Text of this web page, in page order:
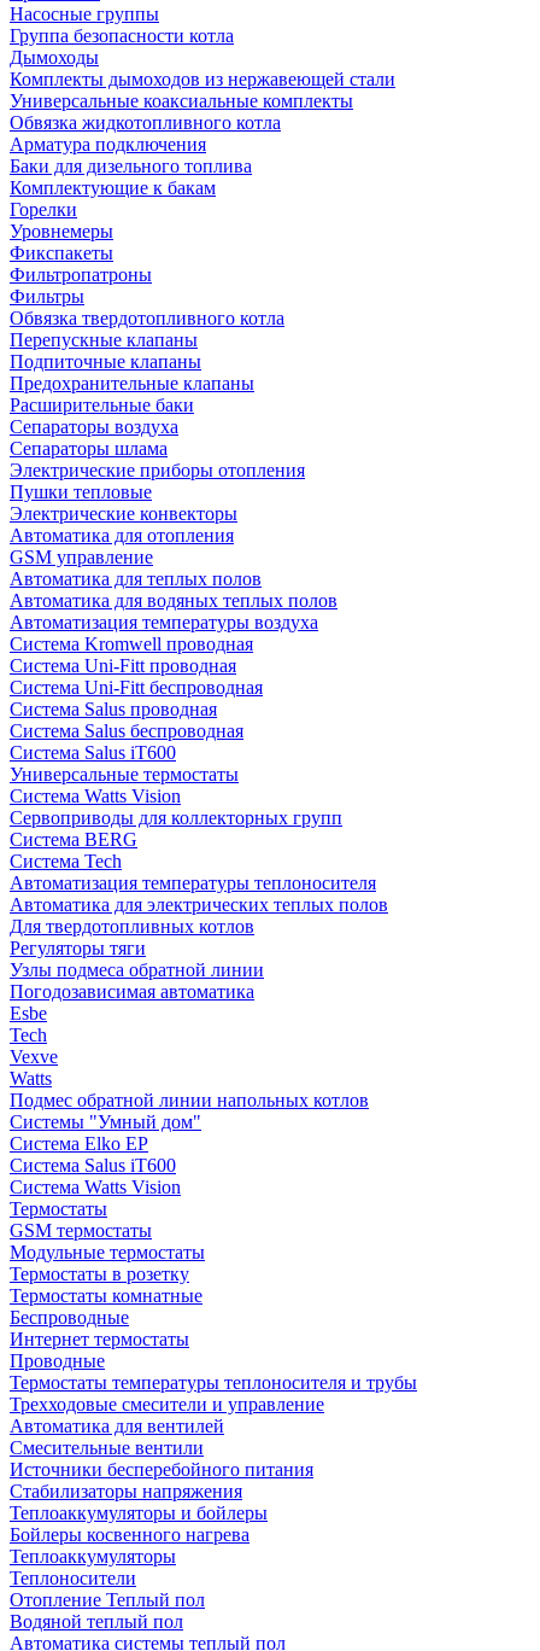
Насосные группы
Группа безопасности котла
Дымоходы
Комплекты дымоходов из нержавеющей стали
Универсальные коаксиальные комплекты
Обвязка жидкотопливного котла
Арматура подключения
Баки для дизельного топлива
Комплектующие к бакам
Горелки
Уровнемеры
Фикспакеты
Фильтропатроны
Фильтры
Обвязка твердотопливного котла
Перепускные клапаны
Подпиточные клапаны
Предохранительные клапаны
Расширительные баки
Сепараторы воздуха
Сепараторы шлама
Электрические приборы отопления
Пушки тепловые
Электрические конвекторы
Автоматика для отопления
GSM управление
Автоматика для теплых полов
Автоматика для водяных теплых полов
Автоматизация температуры воздуха
Система Kromwell проводная
Система Uni-Fitt проводная
Система Uni-Fitt беспроводная
Система Salus проводная
Система Salus беспроводная
Система Salus iT600
Универсальные термостаты
Система Watts Vision
Сервоприводы для коллекторных групп
Система BERG
Система Tech
Автоматизация температуры теплоносителя
Автоматика для электрических теплых полов
Для твердотопливных котлов
Регуляторы тяги
Узлы подмеса обратной линии
Погодозависимая автоматика
Esbe
Tech
Vexve
Watts
Подмес обратной линии напольных котлов
Системы "Умный дом"
Система Elko EP
Система Salus iT600
Система Watts Vision
Термостаты
GSM термостаты
Модульные термостаты
Термостаты в розетку
Термостаты комнатные
Беспроводные
Интернет термостаты
Проводные
Термостаты температуры теплоносителя и трубы
Трехходовые смесители и управление
Автоматика для вентилей
Смесительные вентили
Источники бесперебойного питания
Стабилизаторы напряжения
Теплоаккумуляторы и бойлеры
Бойлеры косвенного нагрева
Теплоаккумуляторы
Теплоносители
Отопление Теплый пол
Водяной теплый пол
Автоматика системы теплый пол